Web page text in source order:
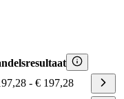
- € 197,28